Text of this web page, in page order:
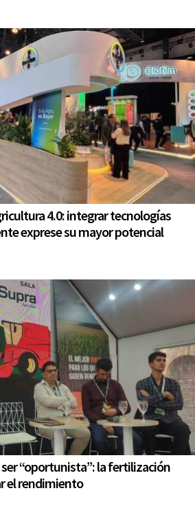
4.0: integrar tecnologías
exprese su mayor potencial
ser “oportunista”: la fertilización
el rendimiento